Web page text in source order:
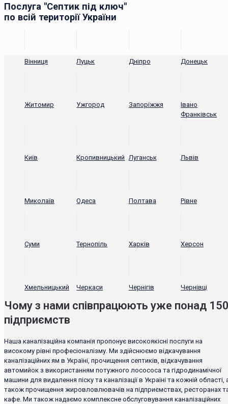
Послуга "Септик під ключ"
по всій території України
Вінниця Луцьк Дніпро Донецьк
Житомир Ужгород Запоріжжя
Івано
Франківськ
Київ Кропивницький Луганськ Львів
Миколаїв Одеса Полтава Рівне
Суми Тернопіль Харків Херсон
Хмельницький Черкаси Чернігів Чернівці
Чому з нами співпрацюють уже понад
підприємств
Наша каналізаційна компанія пропонує високоякісні послуги на
високому рівні професіоналізму. Ми здійснюємо відкачування
каналізаційних ям в Україні, прочищення септиків, відкачування
автомийок з використанням потужного лосососа та гідродинамічної
машини для видалення піску та каналізації в Україні та кожній області,
також прочищення жировловлювачів на підприємствах, ресторанах
кафе. Ми також надаємо комплексне обслуговування каналізаційних